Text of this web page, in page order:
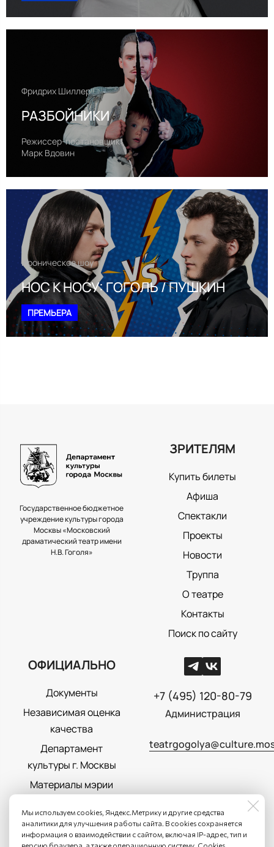
Фридрих Шиллер
РАЗБОЙНИКИ
Режиссер-постановщик:
Марк Вдовин
Ироническое шоу
НОС К НОСУ: ГОГОЛЬ / ПУШКИН
ПРЕМЬЕРА
Государственное бюджетное
учреждение культуры города
Москвы «Московский
драматический театр имени
Н.В. Гоголя»
ЗРИТЕЛЯМ
Купить билеты
Афиша
Спектакли
Проекты
Новости
Труппа
О театре
Контакты
Поиск по сайту
ОФИЦИАЛЬНО
Документы
Независимая оценка
качества
Департамент
культуры г. Москвы
Материалы мэрии
Политика
конфиденциальности
+7 (495) 120-80-79
Администрация
Мы используем cookies, Яндекс.Метрику и другие средства
аналитики для улучшения работы сайта. В cookies сохраняется
информация о взаимодействии с сайтом, включая IP-адрес, тип и
версию браузера, а также операционную систему. Cookies